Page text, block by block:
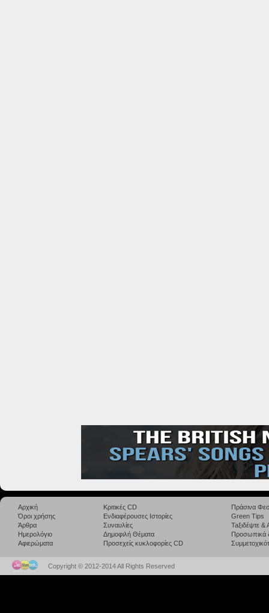
Αρχική
Όροι χρήσης
Άρθρα
Ημερολόγιο
Αφιερώματα
Κριτικές CD
Ενδιαφέρουσες Ιστορίες
Συναυλίες
Δημοφιλή Θέματα
Προσεχείς κυκλοφορίες CD
Πράσινα
Green Tips
Taξιδέψτε
Προσωπικά
Copyright © 2012-2014 All Rights Reserved